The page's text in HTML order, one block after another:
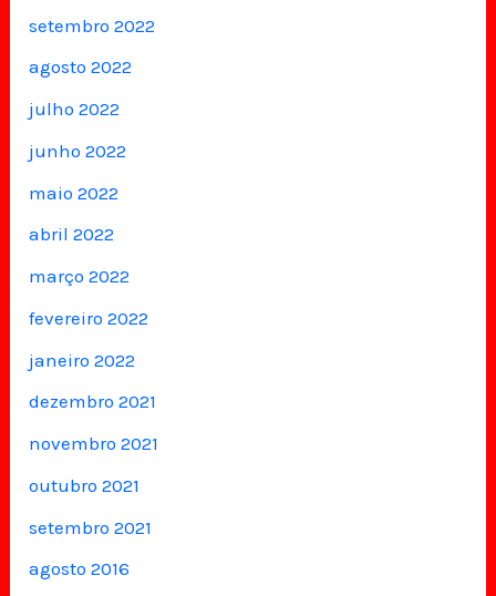
setembro 2022
agosto 2022
julho 2022
junho 2022
maio 2022
abril 2022
março 2022
fevereiro 2022
janeiro 2022
dezembro 2021
novembro 2021
outubro 2021
setembro 2021
agosto 2016